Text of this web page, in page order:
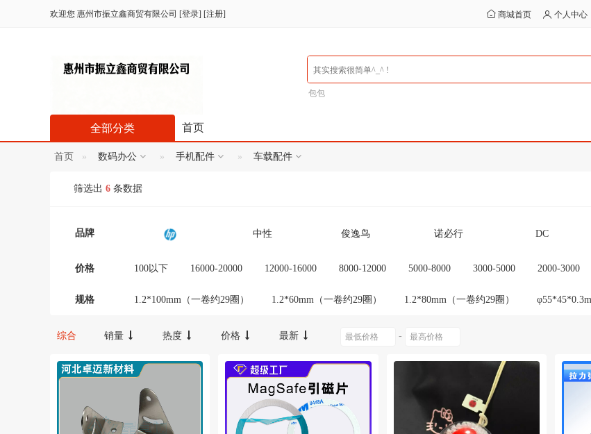
欢迎您 惠州市振立鑫商贸有限公司 [登录] [注册] 商城首页 个人中心
包包
首页
全部分类
首页 数码办公 手机配件 车载配件
筛选出 6 条数据
品牌 中性 俊逸鸟 诺必行 DC
妮小小 TF卡 Ceamere SMARE/十镁 行星达
艺涧饰品 其他 未设置品牌 OEM
宝宝咪 汉唐臻品
FX Oudiobop 乔治斑马 other/其他 集思源
卫域（数码） 梦族 零点之约 MC/迈从
NBKEY yuncore/云联友科 MTK 汇旭
价格 100以下 16000-20000 12000-16000 8000-12000 5000-8000 3000-5000 2000-3000
300-600 100-300 20000以上
规格 1.2*100mm（一卷约29圈） 1.2*60mm（一卷约29圈） 1.2*80mm（一卷约29圈）
保护壳小红苹果【挂件】5cm 保护壳小苹果条纹红【挂件】5cm 保护壳小青苹果【挂件】5CM
拉丝蓝膜带胶冲513国产胶 普通大红苹果【红格蝴蝶结】 普通大红苹果【红格蝴蝶结】包装袋款
普通大青苹果【绿格蝴蝶结】 普通小红苹果【挂件】贴纸款 普通小青苹果【挂件】贴纸款
综合 销量 热度 价格 最新 -